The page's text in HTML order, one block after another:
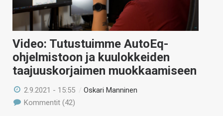
Video: Tutustuimme AutoEq-
ohjelmistoon ja kuulokkeiden
taajuuskorjaimen muokkaamiseen
2.9.2021 - 15:55 /Oskari Manninen
Kommentit (42)